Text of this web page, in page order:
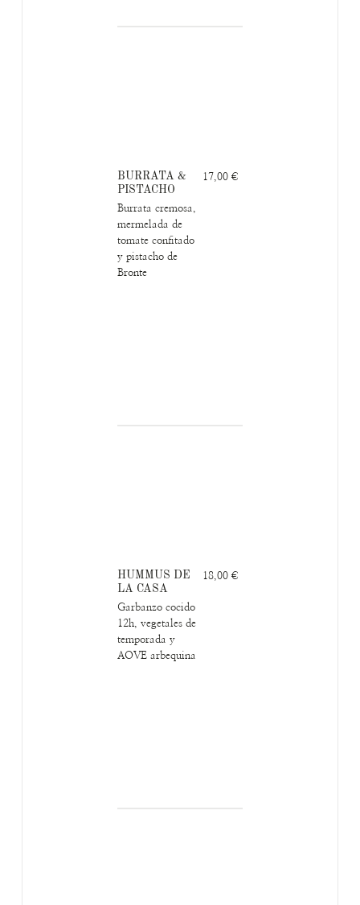
BURRATA &
PISTACHO
Burrata cremosa,
mermelada de
tomate confitado
y pistacho de
Bronte
17,00 €
HUMMUS DE
LA CASA
Garbanzo cocido
12h, vegetales de
temporada y
AOVE arbequina
18,00 €